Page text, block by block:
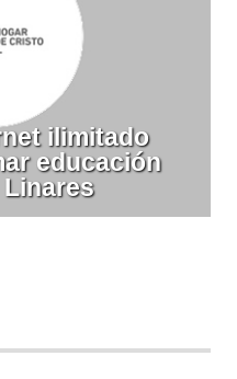
ilimitado
educación